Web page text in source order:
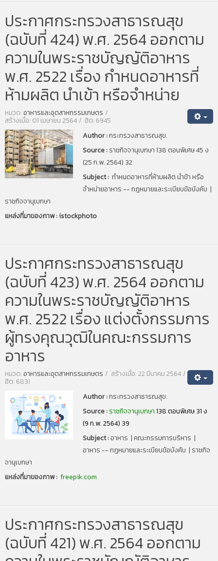
ประกาศกระทรวงสาธารณสุข
(ฉบับที่ 424) พ.ศ. 2564 ออกตาม
ความในพระราชบัญญัติอาหาร
พ.ศ. 2522 เรื่อง กำหนดอาหารที่
ห้ามผลิต นำเข้า หรือจำหน่าย
หมวด:อาหารและอุตสาหกรรมเกษตร
สร้างเมื่อ: 01 เมษายน 2564
ฮิต: 6945
Author :กระทรวงสาธารณสุข.
Source :ราชกิจจานุเบกษา138 ตอนพิเศษ 45 ง
(25 ก.พ. 2564) 32
Subject : กำหนดอาหารที่ห้ามผลิต นำข้า หรือ
จำหน่ายอาหาร -- กฎหมายและระเบียบข้อบังคับ |
ราชกิจจานุเบกษา
แหล่งที่มาของภาพ :istockphoto
ประกาศกระทรวงสาธารณสุข
(ฉบับที่ 423) พ.ศ. 2564 ออกตาม
ความในพระราชบัญญัติอาหาร
พ.ศ. 2522 เรื่อง แต่งตั้งกรรมการ
ผู้ทรงคุณวุฒิในคณะกรรมการ
อาหาร
หมวด:อาหารและอุตสาหกรรมเกษตร สร้างเมื่อ: 22 มีนาคม 2564
ฮิต: 6831
Author :กระทรวงสาธารณสุข.
Source :ราชกิจจานุเบกษา138 ตอนพิเศษ 31 ง
(9 ก.พ. 2564) 39
Subject :อาหาร | คณะกรรมการบริหาร |
อาหาร -- กฎหมายและระเบียบข้อบังคับ | ราชกิจ
จานุเบกษา
แหล่งที่มาของภาพ : freepik.com
ประกาศกระทรวงสาธารณสุข
(ฉบับที่ 421) พ.ศ. 2564 ออกตาม